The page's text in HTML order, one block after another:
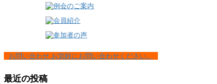
お問い合わせ お気軽にお問い合わせください。
最近の投稿